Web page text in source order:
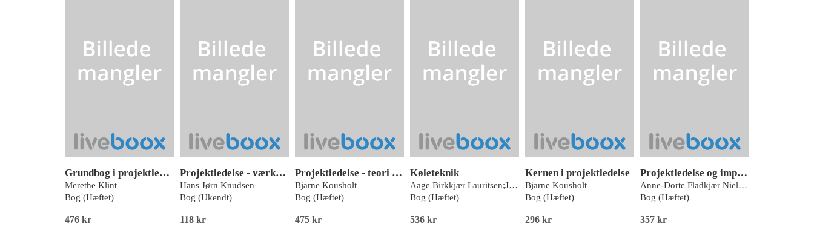
Grundbog i projektledelse
Merethe Klint
Bog (Hæftet)
476 kr
Projektledelse - værktøjer
Hans Jørn Knudsen
Bog (Ukendt)
118 kr
Projektledelse - teori og praksis, Toolbox
Bjarne Kousholt
Bog (Hæftet)
475 kr
Køleteknik
Aage Birkkjær Lauritsen;Jens Brusgaard Vestergaard
Bog (Hæftet)
536 kr
Kernen i projektledelse
Bjarne Kousholt
Bog (Hæftet)
296 kr
Projektledelse og implementering af komplekse forandringer
Anne-Dorte Fladkjær Nielsen og Per Svejvig
Bog (Hæftet)
357 kr